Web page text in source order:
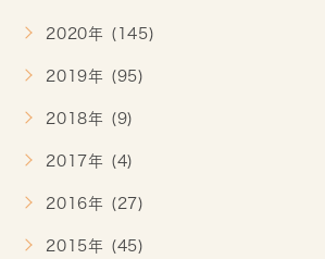
2020年 (145)
2019年 (95)
2018年 (9)
2017年 (4)
2016年 (27)
2015年 (45)